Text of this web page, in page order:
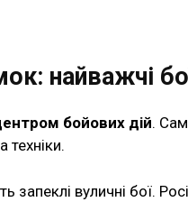
найважчі
бойових дій.
техніки.
запеклі вуличні бої.